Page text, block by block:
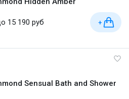
15 190 руб +
Sensual Bath and Shower